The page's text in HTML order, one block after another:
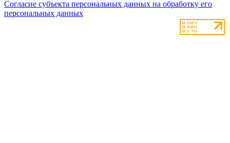
Согласие субъекта персональных данных на обработку его
персональных данных